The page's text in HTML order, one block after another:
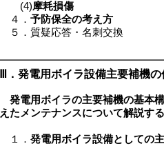
(4)摩耗損傷
４． 予防保全の考え方
５．質疑応答・名刺交換
Ⅲ．発電用ボイラ設備主要補機
発電用ボイラの主要補機の基本
えたメンテナンスについて解説す
１． 発電用ボイラ設備としての